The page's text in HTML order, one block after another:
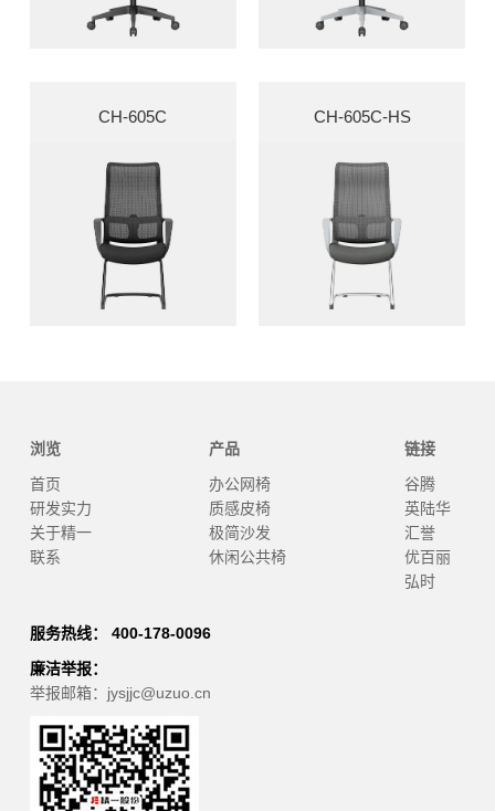
CH-605C CH-605C-HS
浏览
首页
研发实力
关于精一
联系
产品
办公网椅
质感皮椅
极简沙发
休闲公共椅
链接
谷腾
英陆华
汇誉
优百丽
弘时
服务热线： 400-178-0096
廉洁举报：
举报邮箱：jysjjc@uzuo.cn